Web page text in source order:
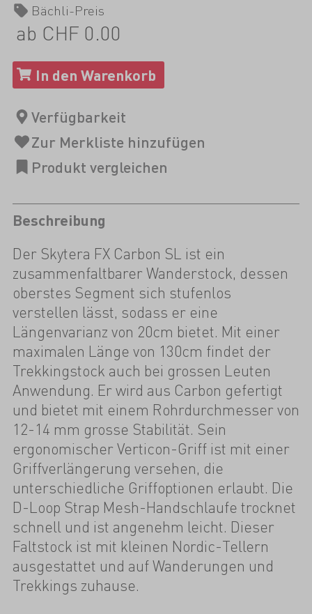
Bächli-Preis
ab CHF 0.00
Beschreibung
Der Skytera FX Carbon SL ist ein
zusammenfaltbarer Wanderstock, dessen
oberstes Segment sich stufenlos
verstellen lässt, sodass er eine
Längenvarianz von 20cm bietet. Mit einer
maximalen Länge von 130cm findet der
Trekkingstock auch bei grossen Leuten
Anwendung. Er wird aus Carbon gefertigt
und bietet mit einem Rohrdurchmesser von
12-14 mm grosse Stabilität. Sein
ergonomischer Verticon-Griff ist mit einer
Griffverlängerung versehen, die
unterschiedliche Griffoptionen erlaubt. Die
D-Loop Strap Mesh-Handschlaufe trocknet
schnell und ist angenehm leicht. Dieser
Faltstock ist mit kleinen Nordic-Tellern
ausgestattet und auf Wanderungen und
Trekkings zuhause.